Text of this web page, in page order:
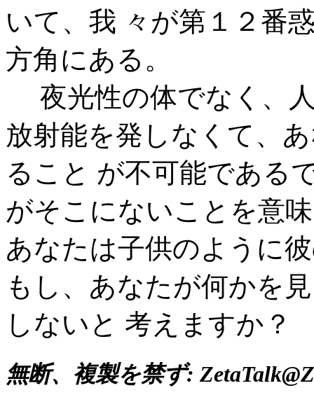
いて、我 々が第１２番
方角にある。
夜光性の体でなく、
放射能を発しなくて、
ること が不可能である
がそこにないことを意
あなたは子供のように
もし、あなたが何かを
しないと 考えますか？
無断、複製を禁ず: